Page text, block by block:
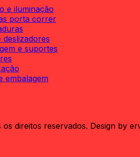
e iluminação
porta correr
deslizadores
e suportes
embalagem
direitos reservados. Design by